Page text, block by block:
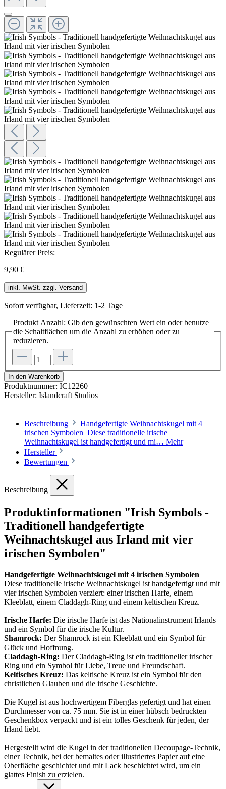
Regulärer Preis:
9,90 €
inkl. MwSt. zzgl. Versand
Sofort verfügbar, Lieferzeit: 1-2 Tage
Produkt Anzahl: Gib den gewünschten Wert ein oder benutze
die Schaltflächen um die Anzahl zu erhöhen oder zu
reduzieren.
In den Warenkorb
Produktnummer: IC12260
Hersteller: Islandcraft Studios
Beschreibung
Handgefertigte Weihnachtskugel mit 4
irischen Symbolen Diese traditionelle irische
Weihnachtskugel ist handgefertigt und mi… Mehr
Hersteller
Bewertungen
Beschreibung
Produktinformationen "Irish Symbols -
Traditionell handgefertigte
Weihnachtskugel aus Irland mit vier
irischen Symbolen"
Handgefertigte Weihnachtskugel mit 4 irischen Symbolen
Diese traditionelle irische Weihnachtskugel ist handgefertigt und mit
vier irischen Symbolen verziert: einer irischen Harfe, einem
Kleeblatt, einem Claddagh-Ring und einem keltischen Kreuz.
Irische Harfe: Die irische Harfe ist das Nationalinstrument Irlands
und ein Symbol für die irische Kultur.
Shamrock: Der Shamrock ist ein Kleeblatt und ein Symbol für
Glück und Hoffnung.
Claddagh-Ring: Der Claddagh-Ring ist ein traditioneller irischer
Ring und ein Symbol für Liebe, Treue und Freundschaft.
Keltisches Kreuz: Das keltische Kreuz ist ein Symbol für den
christlichen Glauben und die irische Geschichte.
Die Kugel ist aus hochwertigem Fiberglas gefertigt und hat einen
Durchmesser von ca. 75 mm. Sie ist in einer hübsch bedruckten
Geschenkbox verpackt und ist ein tolles Geschenk für jeden, der
Irland liebt.
Hergestellt wird die Kugel in der traditionellen Decoupage-Technik,
einer Technik, bei der bemaltes oder illustriertes Papier auf eine
Oberfläche geschichtet und mit Lack beschichtet wird, um ein
glattes Finish zu erzielen.